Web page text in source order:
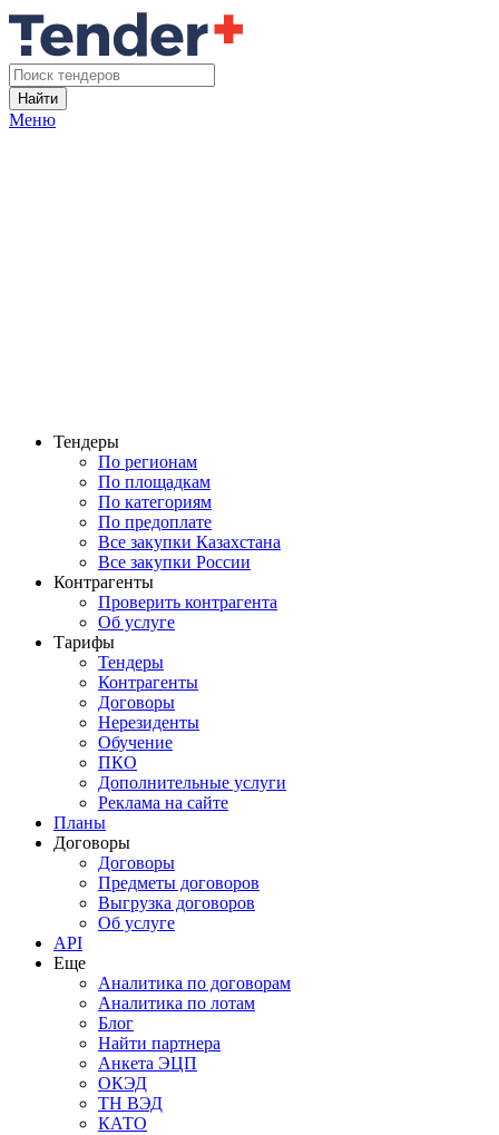
Найти
Меню
Тендеры
По регионам
По площадкам
По категориям
По предоплате
Все закупки Казахстана
Все закупки России
Контрагенты
Проверить контрагента
Об услуге
Тарифы
Тендеры
Контрагенты
Договоры
Нерезиденты
Обучение
ПКО
Дополнительные услуги
Реклама на сайте
Планы
Договоры
Договоры
Предметы договоров
Выгрузка договоров
Об услуге
API
Еще
Аналитика по договорам
Аналитика по лотам
Блог
Найти партнера
Анкета ЭЦП
ОКЭД
ТН ВЭД
КАТО